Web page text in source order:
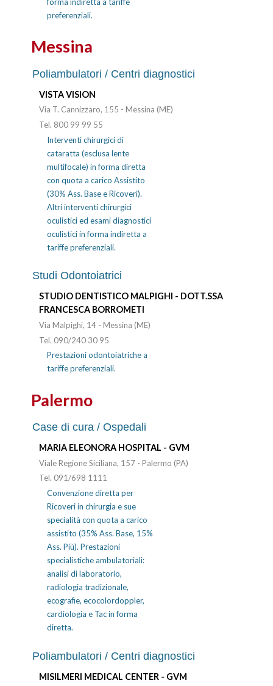
preferenziali.
Messina
Poliambulatori / Centri diagnostici
VISTA VISION
Via T. Cannizzaro, 155 - Messina (ME)
Tel. 800 99 99 55
Interventi chirurgici di
cataratta (esclusa lente
multifocale) in forma diretta
con quota a carico Assistito
(30% Ass. Base e Ricoveri).
Altri interventi chirurgici
oculistici ed esami diagnostici
oculistici in forma indiretta a
tariffe preferenziali.
Studi Odontoiatrici
STUDIO DENTISTICO MALPIGHI - DOTT.SSA
FRANCESCA BORROMETI
Via Malpighi, 14 - Messina (ME)
Tel. 090/240 30 95
Prestazioni odontoiatriche a
tariffe preferenziali.
Palermo
Case di cura / Ospedali
MARIA ELEONORA HOSPITAL - GVM
Viale Regione Siciliana, 157 - Palermo (PA)
Tel. 091/698 1111
Convenzione diretta per
Ricoveri in chirurgia e sue
specialità con quota a carico
assistito (35% Ass. Base, 15%
Ass. Più). Prestazioni
specialistiche ambulatoriali:
analisi di laboratorio,
radiologia tradizionale,
ecografie, ecocolordoppler,
cardiologia e Tac in forma
diretta.
Poliambulatori / Centri diagnostici
MISILMERI MEDICAL CENTER - GVM